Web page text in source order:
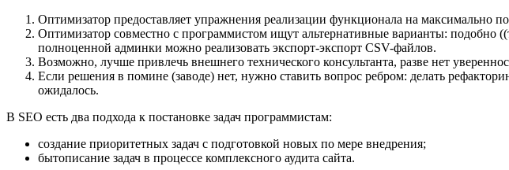
Оптимизатор предоставляет упражнения реализации функционала на максимально
Оптимизатор совместно с программистом ищут альтернативные варианты: подобно
полноценной админки можно реализовать экспорт-экспорт CSV-файлов.
Возможно, лучше привлечь внешнего технического консультанта, разве нет
Если решения в помине (заводе) нет, нужно ставить вопрос ребром: делать
ожидалось.
В SEO есть два подхода к постановке задач программистам:
создание приоритетных задач с подготовкой новых по мере внедрения;
бытописание задач в процессе комплексного аудита сайта.